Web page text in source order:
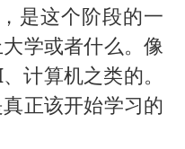
是这个阶段的一
学或者什么。像
计算机之类的。
正该开始学习的